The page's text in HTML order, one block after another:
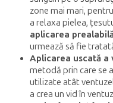
zone mai mari,
a relaxa pielea,
aplicarea
urmează să fie
Aplicarea uscată a
metodă prin care se
utilizate atât
a crea un vid în